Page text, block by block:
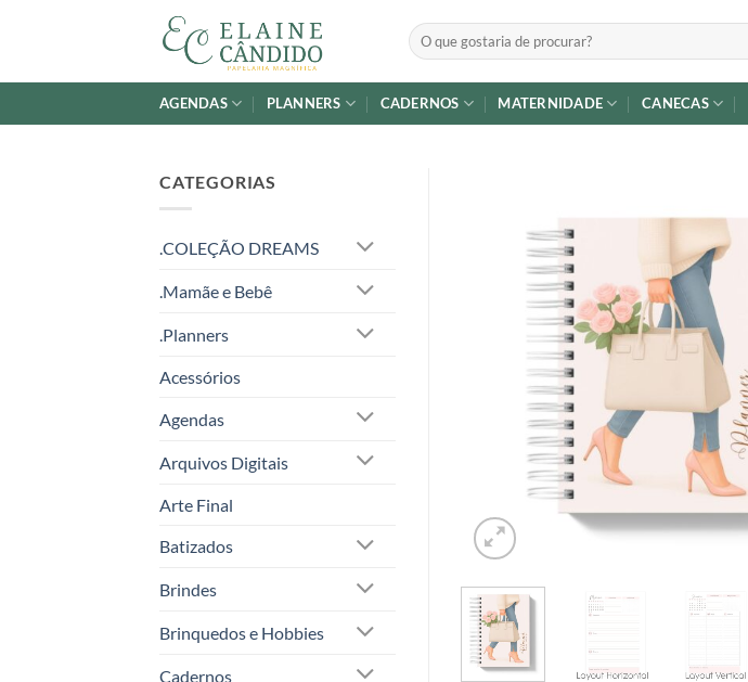
Pesquisar
por:
AGENDAS PLANNERS CADERNOS MATERNIDADE CANECAS
CATEGORIAS
.COLEÇÃO DREAMS
.Mamãe e Bebê
.Planners
Acessórios
Agendas
Arquivos Digitais
Arte Final
Batizados
Brindes
Brinquedos e Hobbies
Cadernos